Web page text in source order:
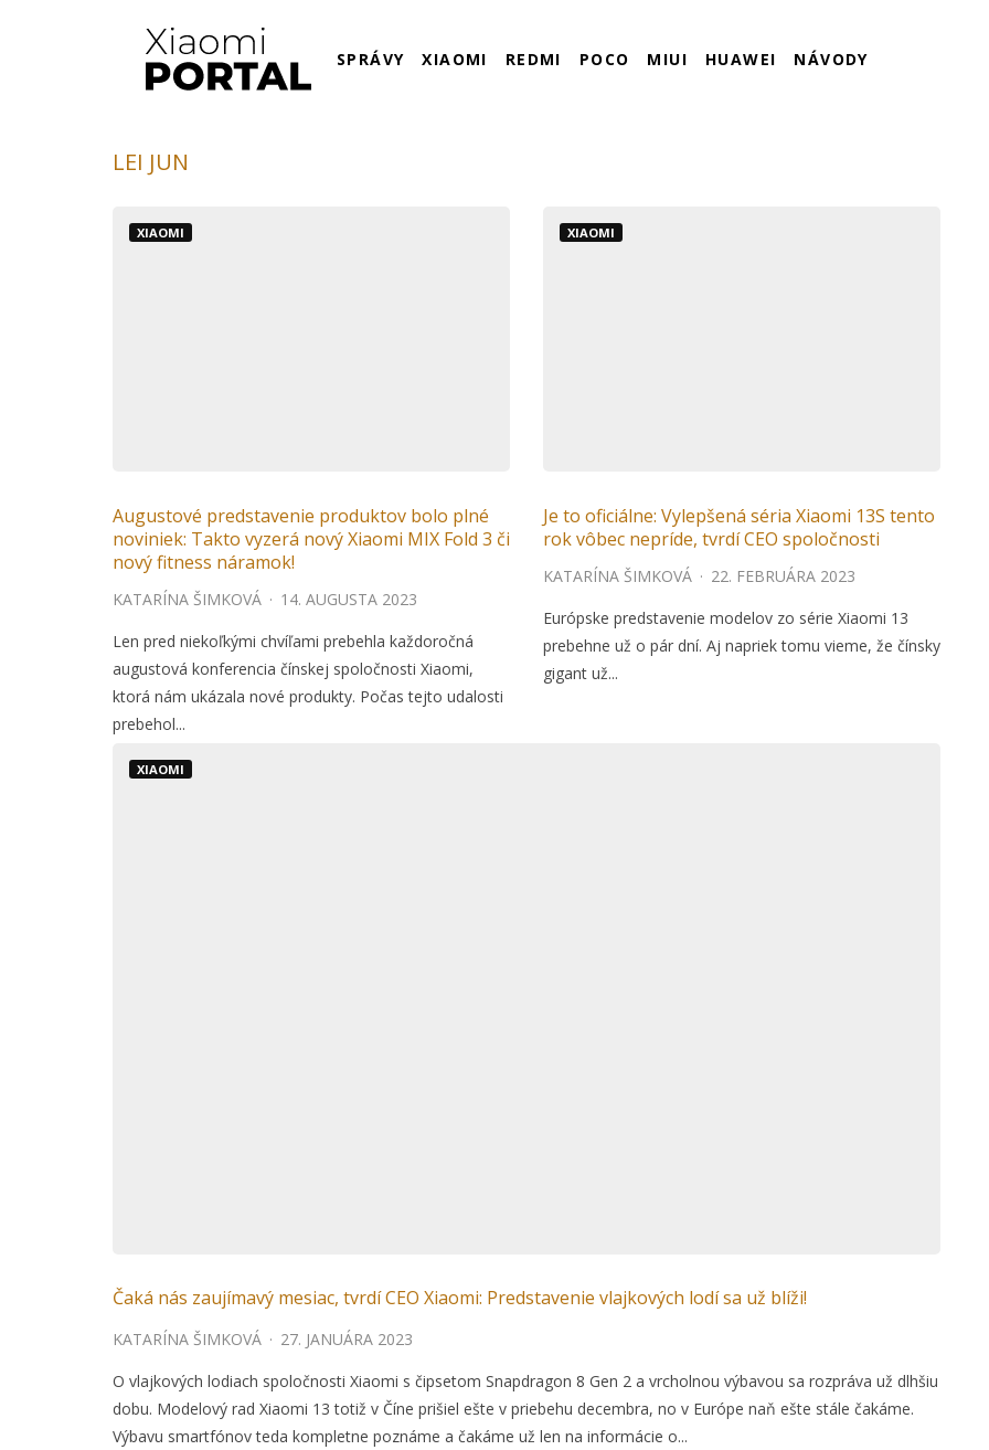
SPRÁVY XIAOMI REDMI POCO MIUI HUAWEI NÁVODY
LEI JUN
XIAOMI
Augustové predstavenie produktov bolo plné
noviniek: Takto vyzerá nový Xiaomi MIX Fold 3 či
nový fitness náramok!
KATARÍNA ŠIMKOVÁ · 14. AUGUSTA 2023
Len pred niekoľkými chvíľami prebehla každoročná
augustová konferencia čínskej spoločnosti Xiaomi,
ktorá nám ukázala nové produkty. Počas tejto udalosti
prebehol...
XIAOMI
Je to oficiálne: Vylepšená séria Xiaomi 13S tento
rok vôbec nepríde, tvrdí CEO spoločnosti
KATARÍNA ŠIMKOVÁ · 22. FEBRUÁRA 2023
Európske predstavenie modelov zo série Xiaomi 13
prebehne už o pár dní. Aj napriek tomu vieme, že čínsky
gigant už...
XIAOMI
Čaká nás zaujímavý mesiac, tvrdí CEO Xiaomi: Predstavenie vlajkových lodí sa už blíži!
KATARÍNA ŠIMKOVÁ · 27. JANUÁRA 2023
O vlajkových lodiach spoločnosti Xiaomi s čipsetom Snapdragon 8 Gen 2 a vrcholnou výbavou sa rozpráva už dlhšiu
dobu. Modelový rad Xiaomi 13 totiž v Číne prišiel ešte v priebehu decembra, no v Európe naň ešte stále čakáme.
Výbavu smartfónov teda kompletne poznáme a čakáme už len na informácie o...